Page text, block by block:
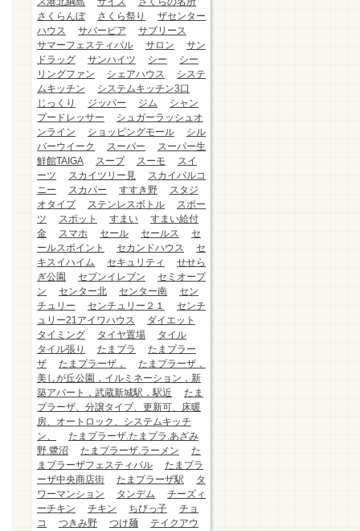
さくらんぼ
さくら祭り
ザセンター
ハウス
サバービア
サブリース
サマーフェスティバル
サロン
サン
ドラッグ
サンハイツ シー
シー
リングファン
シェアハウス
システ
ムキッチン
システムキッチン3口
じっくり
ジッパー ジム
シャン
プードレッサー
シュガーラッシュオ
ンライン
ショッピングモール
シル
バーウイーク
スーパー
スーパー生
鮮館TAIGA
スープ スーモ
スイ
ーツ
スカイツリー見
スカイバルコ
ニー
スカパー すすき野
スタジ
オタイプ
ステンレスボトル
スポー
ツ
スポット すまい
すまい給付
金
スマホ セール セールス
セ
ールスポイント
セカンドハウス
セ
キスイハイム
セキュリティ
せせら
ぎ公園
セブンイレブン
セミオープ
ン
センター北 センター南
セン
チュリー
センチュリー２１
センチ
ュリー21アイワハウス
ダイエット
タイミング
タイヤ置場
タイル
タイル張り
たまプラ
たまプラー
ザ
たまプラーザ，
たまプラーザ，
美しが丘公園，イルミネーション，新
築アパート，武蔵新城駅，駅近
たま
プラーザ、分譲タイプ、更新可、床暖
房、オートロック、システムキッチ
ン、
たまプラーザ.たまプラ.あざみ
野.鷺沼
たまプラーザ.ラーメン
た
まプラーザフェスティバル
たまプラ
ーザ中央商店街
たまプラーザ駅
タ
ワーマンション
タンデム
チーズィ
ーチキン
チキン ちびっ子
チョ
コ
つきみ野 つけ麺
テイクアウ